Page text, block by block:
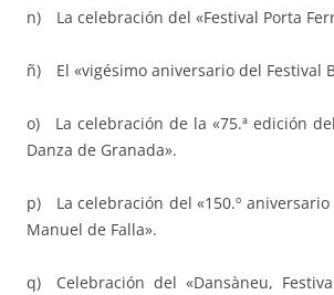
n) La celebración del «Festival Porta
ñ) El «vigésimo aniversario del Festival
o) La celebración de la «75.ª edición
Danza de Granada».
p) La celebración del «150.º
Manuel de Falla».
q) Celebración del «Dansàneu,